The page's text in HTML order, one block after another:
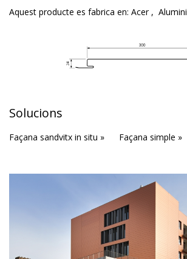
Aquest producte es fabrica en: Acer, Alumini
Solucions
Façana sandvitx in situ » Façana simple »